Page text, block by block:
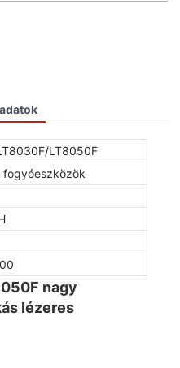
LT8050F
fogyóeszközök
nagy
lézeres